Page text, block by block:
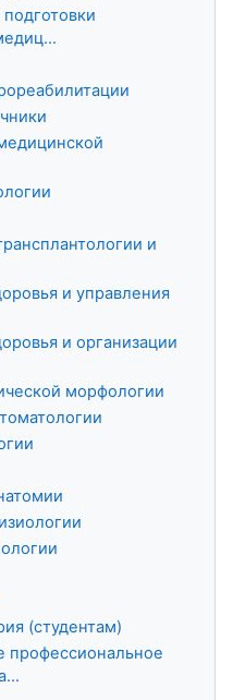
и
и управления
и организации
морфологии
(студентам)
профессиональное